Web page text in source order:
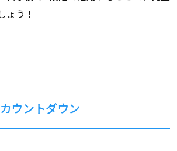
ょう！
ウントダウン